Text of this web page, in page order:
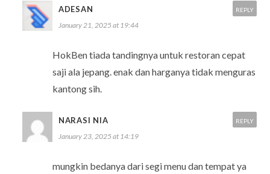
ADESAN
January 21, 2025 at 19:44
HokBen tiada tandingnya untuk restoran cepat
saji ala jepang. enak dan harganya tidak menguras
kantong sih.
REPLY
NARASI NIA
January 23, 2025 at 14:19
mungkin bedanya dari segi menu dan tempat ya
REPLY